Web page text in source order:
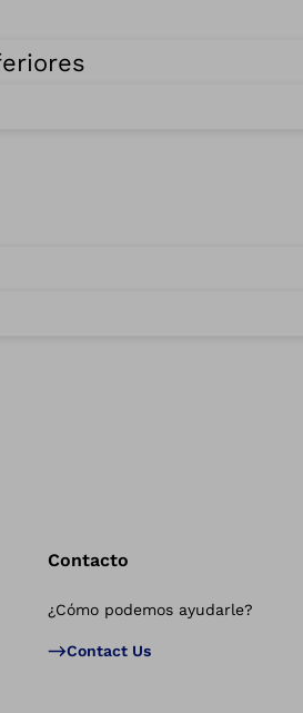
Contacto
¿Cómo podemos ayudarle?
Contact Us